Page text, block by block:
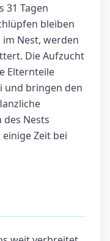
31 Tagen
bleiben
im Nest, werden
Die Aufzucht
Elternteile
und bringen den
des Nests
Zeit bei